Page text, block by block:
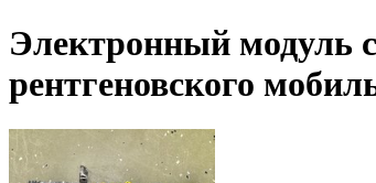
Электронный модуль
рентгеновского